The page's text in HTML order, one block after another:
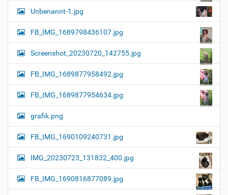
Unbenannt-1.jpg
FB_IMG_1689798436107.jpg
Screenshot_20230720_142755.jpg
FB_IMG_1689877958492.jpg
FB_IMG_1689877954634.jpg
grafik.png
FB_IMG_1690109240731.jpg
IMG_20230723_131832_400.jpg
FB_IMG_1690816877089.jpg